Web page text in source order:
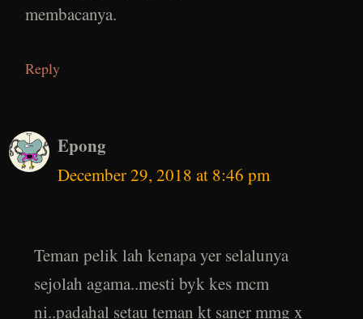
membacanya.
Reply
Epong
December 29, 2018 at 8:46 pm
Teman pelik lah kenapa yer selalunya
sejolah agama..mesti byk kes mcm
ni..padahal setau teman kt saner mmg x